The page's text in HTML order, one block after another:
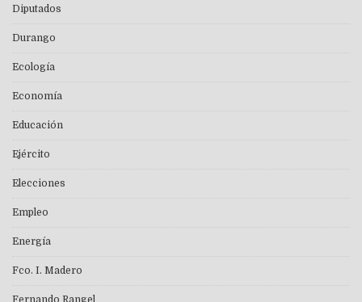
Diputados
Durango
Ecología
Economía
Educación
Ejército
Elecciones
Empleo
Energía
Fco. I. Madero
Fernando Rangel